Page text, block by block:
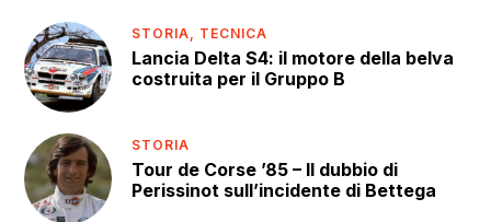
STORIA, TECNICA
Lancia Delta S4: il motore della belva
costruita per il Gruppo B
STORIA
Tour de Corse ’85 – Il dubbio di
Perissinot sull’incidente di Bettega